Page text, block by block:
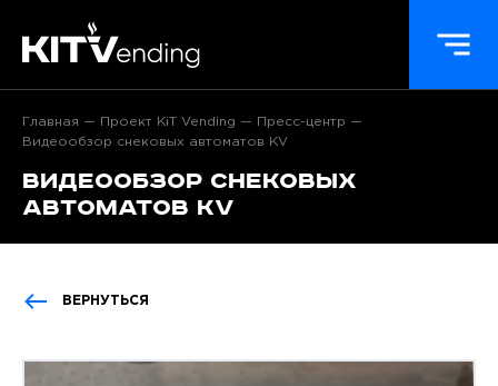
Главная Проект KiT Vending
Пресс-центр
Видеообзор снековых автоматов KV
Видеообзор снековых
автоматов KV
ВЕРНУТЬСЯ